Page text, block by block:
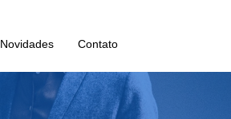
Novidades Contato